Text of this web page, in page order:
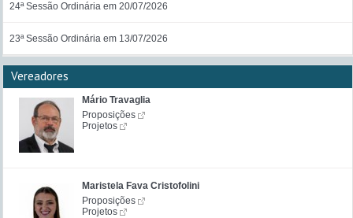
24ª Sessão Ordinária em 20/07/2026
23ª Sessão Ordinária em 13/07/2026
Vereadores
Mário Travaglia
Proposições
Projetos
Maristela Fava Cristofolini
Proposições
Projetos